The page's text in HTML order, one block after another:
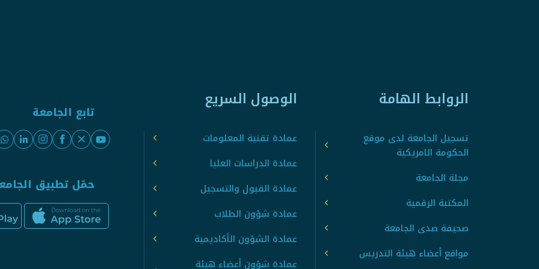
الروابط الهامة
تسجيل الجامعة لدى موقع
الحكومة الامريكية
مجلة الجامعة
المكتبة الرقمية
صحيفة صدى الجامعة
مواقع أعضاء هيئة التدريس
الوصول السريع
عمادة تقنية المعلومات
عمادة الدراسات العليا
عمادة القبول والتسجيل
عمادة شؤون الطلاب
عمادة الشؤون الأكاديمية
عمادة شؤون أعضاء هيئة
تابع الجامعة
حمّل تطبيق